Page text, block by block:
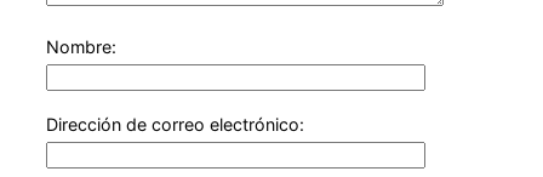
Nombre:
Dirección de correo electrónico: